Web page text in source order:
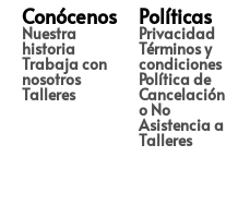
Conócenos
Nuestra
historia
Trabaja con
nosotros
Talleres
Políticas
Privacidad
Términos y
condiciones
Política de
Cancelación
o No
Asistencia a
Talleres